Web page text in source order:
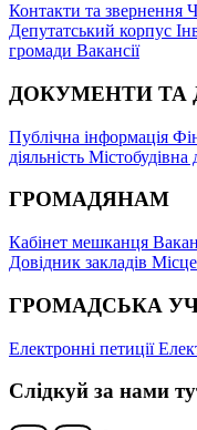
Контакти та звернення
Депутатський корпус
громади Вакансії
ДОКУМЕНТИ ТА
Публічна інформація
діяльність Містобудівна
ГРОМАДЯНАМ
Кабінет мешканця
Довідник закладів
ГРОМАДСЬКА
Електронні петиції
Слідкуй за нами